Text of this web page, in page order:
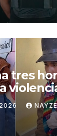
tres